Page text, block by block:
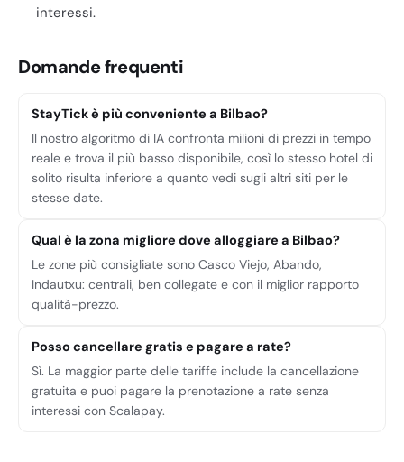
interessi.
Domande frequenti
StayTick è più conveniente a Bilbao?
Il nostro algoritmo di IA confronta milioni di prezzi in tempo
reale e trova il più basso disponibile, così lo stesso hotel di
solito risulta inferiore a quanto vedi sugli altri siti per le
stesse date.
Qual è la zona migliore dove alloggiare a Bilbao?
Le zone più consigliate sono Casco Viejo, Abando,
Indautxu: centrali, ben collegate e con il miglior rapporto
qualità-prezzo.
Posso cancellare gratis e pagare a rate?
Sì. La maggior parte delle tariffe include la cancellazione
gratuita e puoi pagare la prenotazione a rate senza
interessi con Scalapay.